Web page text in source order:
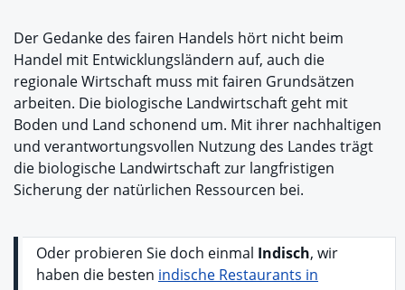
Der Gedanke des fairen Handels hört nicht beim
Handel mit Entwicklungsländern auf, auch die
regionale Wirtschaft muss mit fairen Grundsätzen
arbeiten. Die biologische Landwirtschaft geht mit
Boden und Land schonend um. Mit ihrer nachhaltigen
und verantwortungsvollen Nutzung des Landes trägt
die biologische Landwirtschaft zur langfristigen
Sicherung der natürlichen Ressourcen bei.
Oder probieren Sie doch einmal Indisch, wir
haben die besten indische Restaurants in